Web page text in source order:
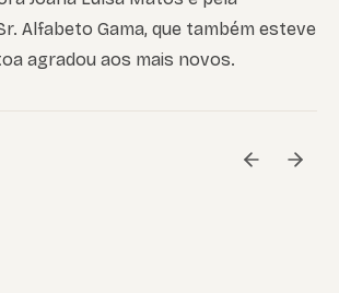
Alfabeto Gama, que também esteve
agradou aos mais novos.